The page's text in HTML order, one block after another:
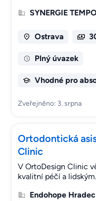
SYNERGIE
Ostrava
Plný úvazek
Vhodné pro
Zveřejněno: 3. srpna
Ortodontická
Clinic
V OrtoDesign Clinic
kvalitní péčí a
Endohope